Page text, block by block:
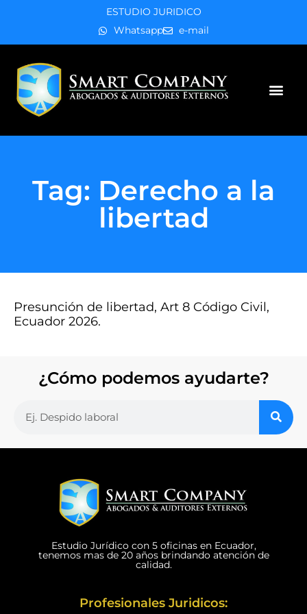
ESTUDIO JURIDICO
Whatsapp
e-mail
Tag: Derecho a la
libertad
Presunción de libertad, Art 8 Código Civil,
Ecuador 2026.
¿Cómo podemos ayudarte?
Estudio Jurídico con 5 oficinas en Ecuador,
tenemos mas de 20 años brindando atención de
calidad.
Profesionales Juridicos: